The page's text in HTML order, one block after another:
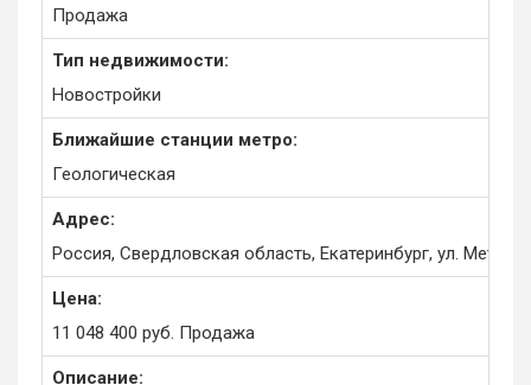
Продажа
Тип недвижимости:
Новостройки
Ближайшие станции метро:
Геологическая
Адрес:
Россия, Свердловская область, Екатеринбург, ул.
Цена:
11 048 400 руб. Продажа
Описание: